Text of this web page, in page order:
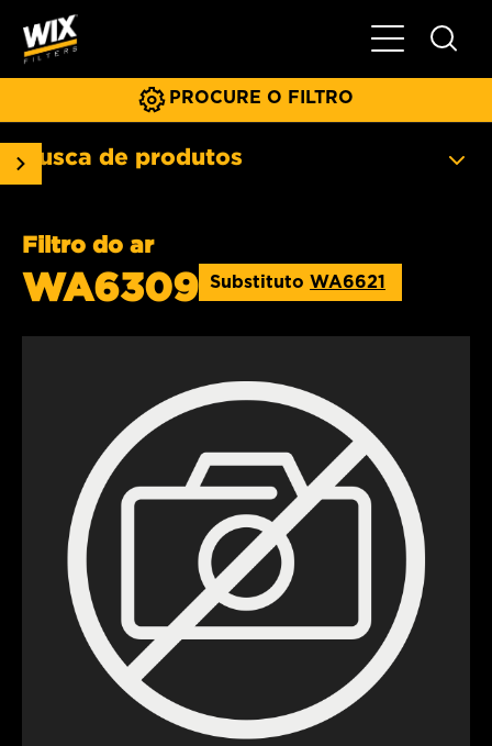
Menu
PROCURE O FILTRO
Busca de produtos
Filtro do ar
WA6309 Substituto WA6621